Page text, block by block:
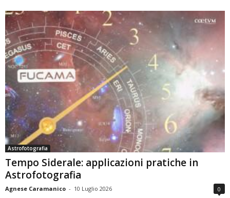
Astrofotografia
Tempo Siderale: applicazioni pratiche in
Astrofotografia
Agnese Caramanico - 10 Luglio 2026 0